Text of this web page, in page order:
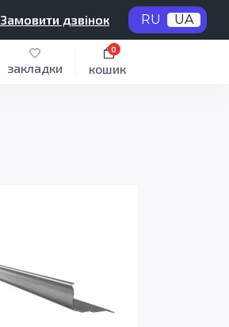
Замовити дзвінок RU UA
закладки кошик
0